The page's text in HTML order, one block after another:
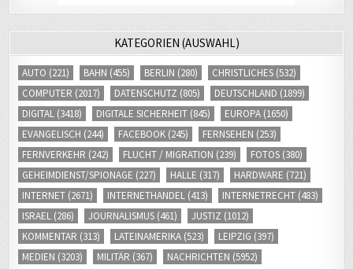
KATEGORIEN (AUSWAHL)
AUTO (221) BAHN (455) BERLIN (280) CHRISTLICHES (532)
COMPUTER (2017) DATENSCHUTZ (805) DEUTSCHLAND (1899)
DIGITAL (3418) DIGITALE SICHERHEIT (845) EUROPA (1650)
EVANGELISCH (244) FACEBOOK (245) FERNSEHEN (253)
FERNVERKEHR (242) FLUCHT / MIGRATION (239) FOTOS (380)
GEHEIMDIENST/SPIONAGE (227) HALLE (317) HARDWARE (721)
INTERNET (2671) INTERNETHANDEL (413) INTERNETRECHT (483)
ISRAEL (286) JOURNALISMUS (461) JUSTIZ (1012)
KOMMENTAR (313) LATEINAMERIKA (523) LEIPZIG (397)
MEDIEN (3203) MILITÄR (367) NACHRICHTEN (5952)